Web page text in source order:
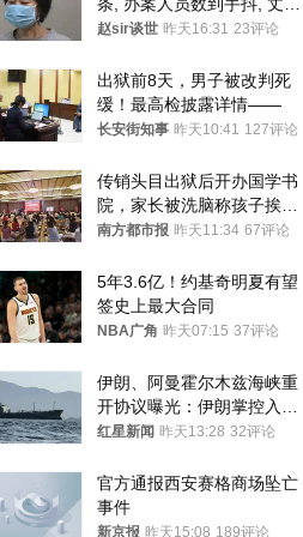
受不了提前离场
赵sir谈世 昨天16:31 23评论
出狱前8天，男子被改判死
缓！最高检披露详情——
长安街知事 昨天10:41 127评论
传销头目出狱后开办国学书
院，家长被洗脑称孩子挨打
才有效果
南方都市报 昨天11:34 67评论
5年3.6亿！约基奇明夏有望
签史上最大合同
NBA广角 昨天07:15 37评论
伊朗、阿曼霍尔木兹海峡重
开协议曝光：伊朗掌控入湾
航道，与阿曼平分“服务费”
红星新闻 昨天13:28 32评论
官方通报西安赛格商场坠亡
事件
新京报 昨天15:08 189评论